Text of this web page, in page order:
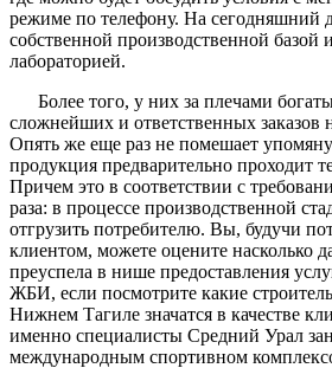
режиме по телефону. На сегодняшний
собственной производственной базой
лабораторией.
Более того, у них за плечами
сложнейших и ответственных заказов
Опять же еще раз не помешает
продукция предварительно проходит
Причем это в соответствии с
раза: в процессе производственной
отгрузить потребителю. Вы, будучи
клиентом, можете оцените насколько
преуспела в нише предоставления
ЖБИ, если посмотрите какие
Нижнем Тагиле значатся в качестве
именно специалисты Средний Урал
международным спортивном